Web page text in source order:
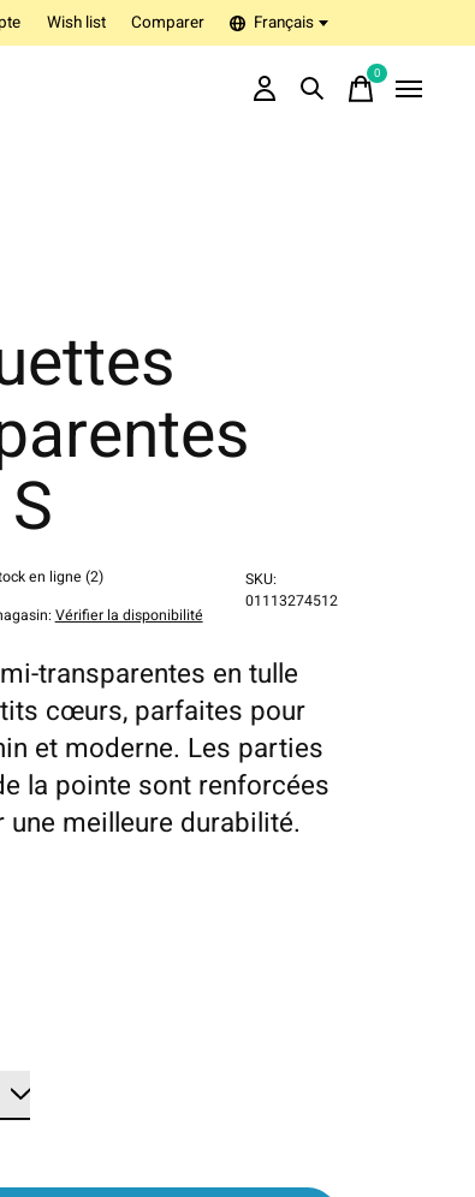
Wish list Comparer Français
0items
en ligne (2)
: Vérifier la disponibilité
SKU:
01113274512
transparentes en tulle
cœurs, parfaites pour
et moderne. Les parties
la pointe sont renforcées
une meilleure durabilité.